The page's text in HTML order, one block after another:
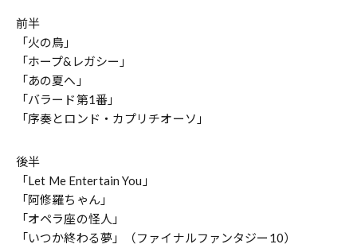
前半
「火の鳥」
「ホープ&レガシー」
「あの夏へ」
「バラード第1番」
「序奏とロンド・カプリチオーソ」
後半
「Let Me Entertain You」
「阿修羅ちゃん」
「オペラ座の怪人」
「いつか終わる夢」（ファイナルファンタジー10）